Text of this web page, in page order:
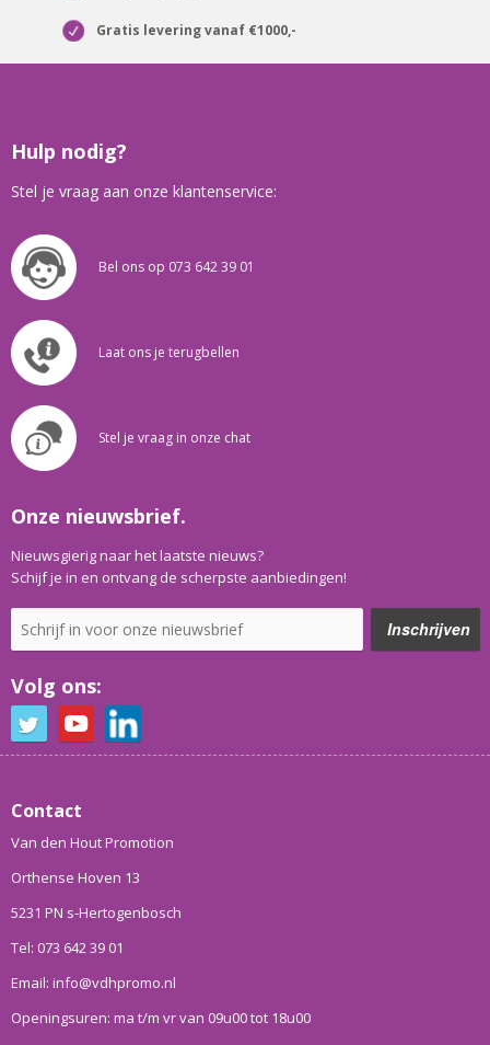
Gratis levering vanaf €1000,-
Hulp nodig?
Stel je vraag aan onze klantenservice:
Bel ons op 073 642 39 01
Laat ons je terugbellen
Stel je vraag in onze chat
Onze nieuwsbrief.
Nieuwsgierig naar het laatste nieuws?
Schijf je in en ontvang de scherpste aanbiedingen!
Volg ons:
Contact
Van den Hout Promotion
Orthense Hoven 13
5231 PN s-Hertogenbosch
Tel: 073 642 39 01
Email: info@vdhpromo.nl
Openingsuren: ma t/m vr van 09u00 tot 18u00